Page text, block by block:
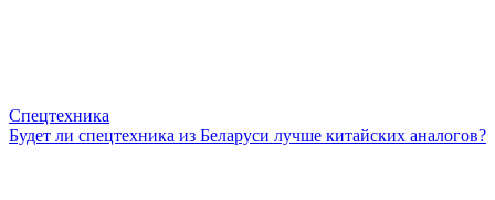
Спецтехника
Будет ли спецтехника из Беларуси лучше китайских аналогов?